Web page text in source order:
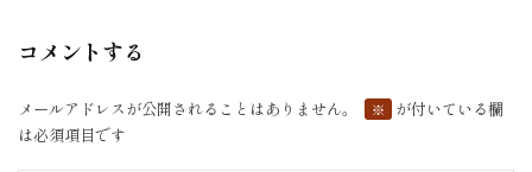
ョ
コメントする
メールアドレスが公開されることはありません。 ※
が付いている欄
は必須項目です